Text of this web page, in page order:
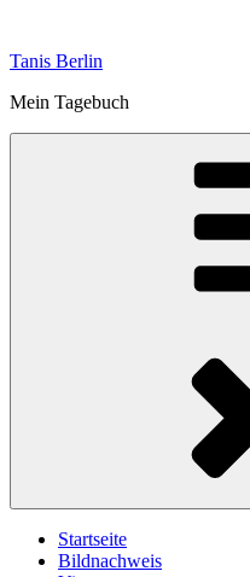
springen
Tanis Berlin
Mein Tagebuch
Startseite
Bildnachweis